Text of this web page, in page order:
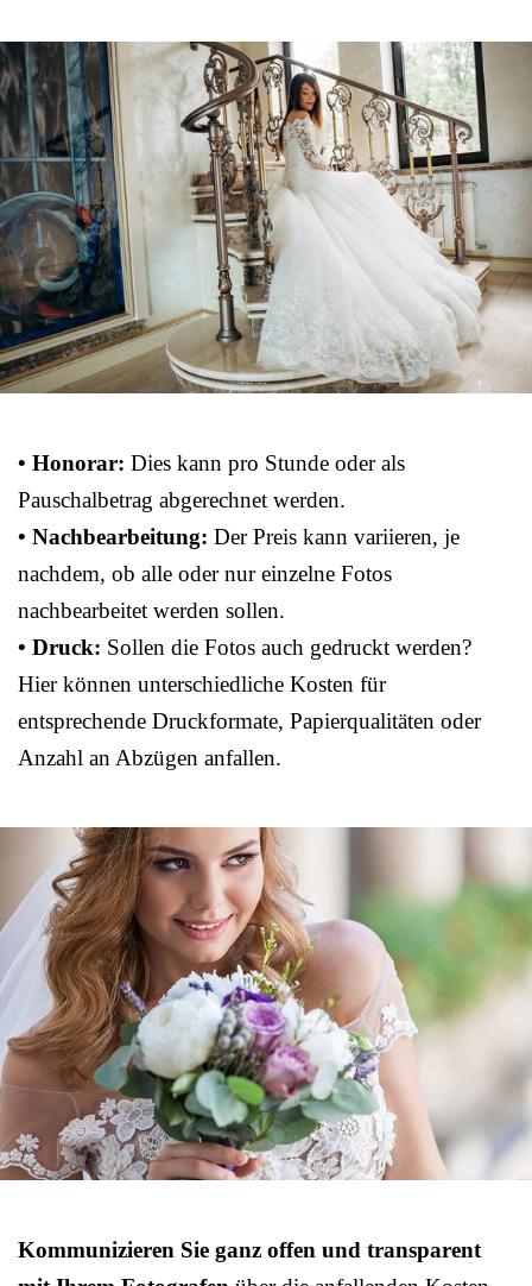
• Honorar: Dies kann pro Stunde oder als
Pauschalbetrag abgerechnet werden.
• Nachbearbeitung: Der Preis kann variieren, je
nachdem, ob alle oder nur einzelne Fotos
nachbearbeitet werden sollen.
• Druck: Sollen die Fotos auch gedruckt werden?
Hier können unterschiedliche Kosten für
entsprechende Druckformate, Papierqualitäten oder
Anzahl an Abzügen anfallen.
Kommunizieren Sie ganz offen und transparent